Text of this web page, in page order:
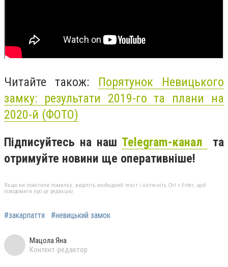
Читайте також: Порятунок Невицького
замку: результати 2019-го та плани на
2020-й (ФОТО)
Підписуйтесь на наш Telegram-канал
та
отримуйте новини ще оперативніше!
Якщо ви помітили помилку, виділіть необхідний текст і натисніть Ctrl + Enter, щоб
повідомити про це редакцію
#закарпаття #невицький замок
Мацола Яна
Контент-редактор